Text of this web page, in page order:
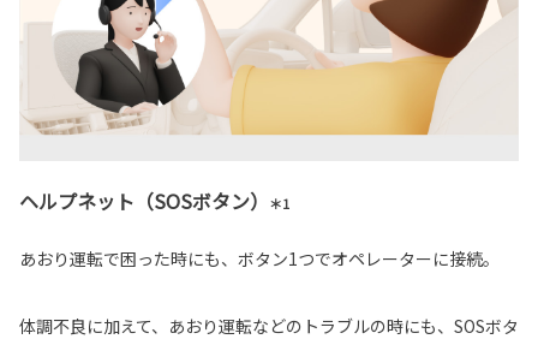
ヘルプネット（SOSボタン） ＊1
あおり運転で困った時にも、ボタン1つでオペレーターに接続。
体調不良に加えて、あおり運転などのトラブルの時にも、SOSボタ